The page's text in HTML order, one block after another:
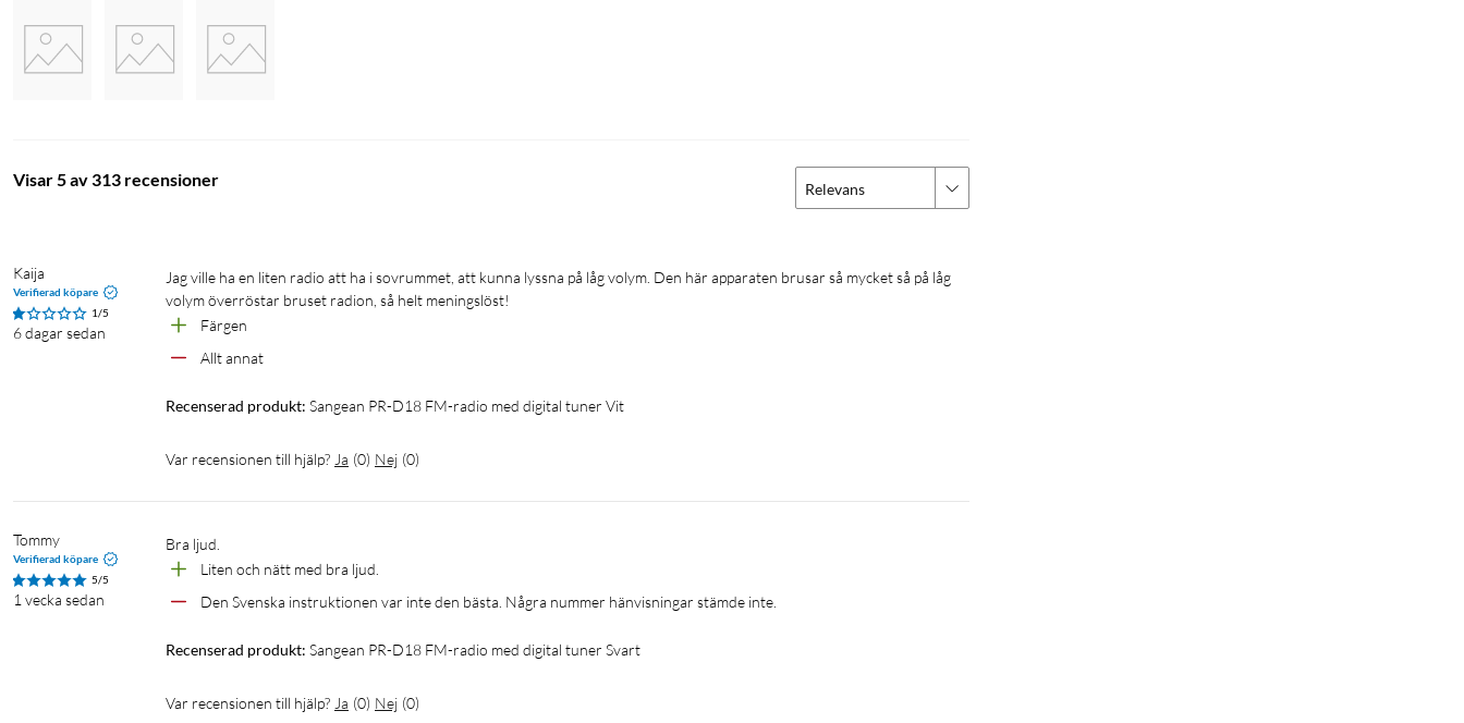
Visar 5 av 313 recensioner Relevans
Kaija
Verifierad köpare
1/5
6 dagar sedan
Jag ville ha en liten radio att ha i sovrummet, att kunna lyssna på låg volym. Den här apparaten brusar så mycket så på låg
volym överröstar bruset radion, så helt meningslöst!
Färgen
Allt annat
Recenserad produkt: Sangean PR-D18 FM-radio med digital tuner Vit
Var recensionen till hjälp? Ja (0) Nej (0)
Tommy
Verifierad köpare
5/5
1 vecka sedan
Bra ljud.
Liten och nätt med bra ljud.
Den Svenska instruktionen var inte den bästa. Några nummer hänvisningar stämde inte.
Recenserad produkt: Sangean PR-D18 FM-radio med digital tuner Svart
Var recensionen till hjälp? Ja (0) Nej (0)